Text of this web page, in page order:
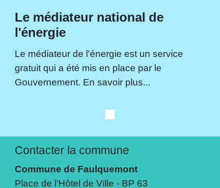
Le médiateur national de
l'énergie
Le médiateur de l'énergie est un service
gratuit qui a été mis en place par le
Gouvernement. En savoir plus...
Contacter la commune
Commune de Faulquemont
Place de l'Hôtel de Ville - BP 63